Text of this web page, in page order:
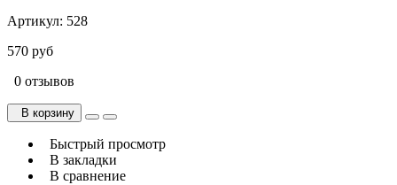
Артикул: 528
570 руб
0 отзывов
В корзину
Быстрый просмотр
В закладки
В сравнение